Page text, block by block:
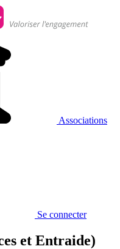
Associations
Se connecter
et Entraide)